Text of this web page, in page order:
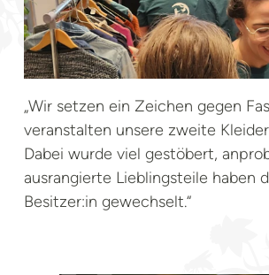
„Wir setzen ein Zeichen gegen
veranstalten unsere zweite
Dabei wurde viel gestöbert,
ausrangierte Lieblingsteile haben
Besitzer:in gewechselt.“